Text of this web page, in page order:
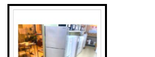
買取実績
出張買取・店頭買取